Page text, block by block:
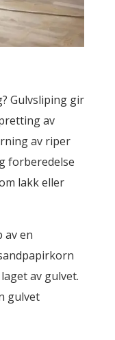
Gulvsliping gir
av
av riper
forberedelse
lakk eller
av en
av gulvet.
gulvet